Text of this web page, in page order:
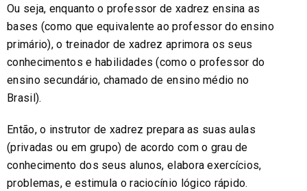
Ou seja, enquanto o professor de xadrez ensina as
bases (como que equivalente ao professor do ensino
primário), o treinador de xadrez aprimora os seus
conhecimentos e habilidades (como o professor do
ensino secundário, chamado de ensino médio no
Brasil).
Então, o instrutor de xadrez prepara as suas aulas
(privadas ou em grupo) de acordo com o grau de
conhecimento dos seus alunos, elabora exercícios,
problemas, e estimula o raciocínio lógico rápido.